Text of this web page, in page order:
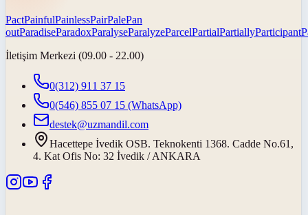
PactPainfulPainlessPairPalePan
outParadiseParadoxParalyseParalyzeParcelPartialPartiallyParticipant
İletişim Merkezi (09.00 - 22.00)
0(312) 911 37 15
0(546) 855 07 15 (WhatsApp)
destek@uzmandil.com
Hacettepe İvedik OSB. Teknokenti 1368. Cadde No.61,
4. Kat Ofis No: 32 İvedik / ANKARA